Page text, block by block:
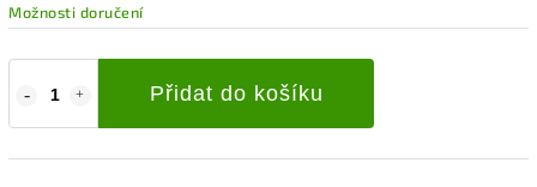
Možnosti doručení
Přidat do košíku